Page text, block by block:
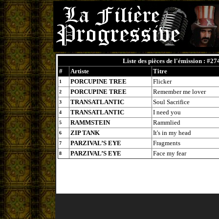
Liste des pièces de l'émission :
#
Artiste Titre
1 PORCUPINE TREE Flicker
2 PORCUPINE TREE Remember me lover
3 TRANSATLANTIC Soul Sacrifice
4 TRANSATLANTIC I need you
5 RAMMSTEIN Rammlied
6 ZIP TANK It's in my head
7 PARZIVAL’S EYE Fragments
8 PARZIVAL’S EYE Face my fear